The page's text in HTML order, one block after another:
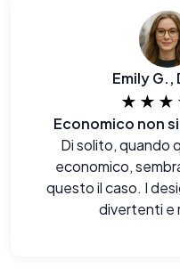
Emily G.,
Economico non
Di solito, quando
economico,
questo il caso. I
divertenti e